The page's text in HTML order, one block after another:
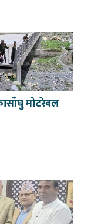
मोटरेबल